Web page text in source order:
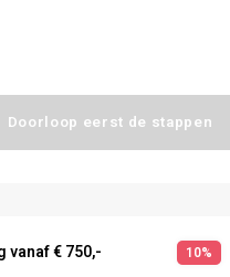
Doorloop eerst de stappen
vanaf € 750,- 10%